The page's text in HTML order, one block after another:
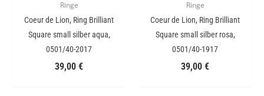
Ringe
Coeur de Lion, Ring Brilliant
Square small silber aqua,
0501/40-2017
39,00 €
Ringe
Coeur de Lion, Ring Brilliant
Square small silber rosa,
0501/40-1917
39,00 €